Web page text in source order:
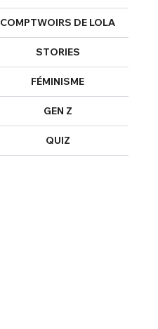
COMPTWOIRS DE LOLA
STORIES
FÉMINISME
GEN Z
QUIZ